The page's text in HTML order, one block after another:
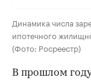
Динамика числа
ипотечного
(Фото: Росреестр)
В прошлом